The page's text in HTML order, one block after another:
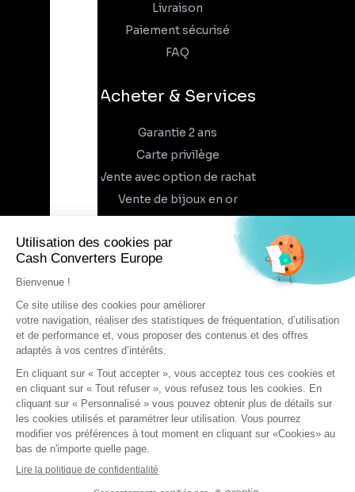
Livraison
Paiement sécurisé
FAQ
Acheter & Services
Garantie 2 ans
Carte privilège
Vente avec option de rachat
Vente de bijoux en or
À propos
Recrutement
Trouvez un magasin
Rejoindre l'aventure
DEVENIR FRANCHISÉ
Conditions générales d'utilisation